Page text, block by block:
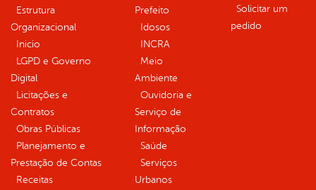
Estrutura
Organizacional
Inicio
LGPD e Governo
Digital
Licitações e
Contratos
Obras Públicas
Planejamento e
Prestação de Contas
Receitas
Prefeito
Idosos
INCRA
Meio
Ambiente
Ouvidoria e
Serviço de
Informação
Saúde
Serviços
Urbanos
Solicitar um
pedido